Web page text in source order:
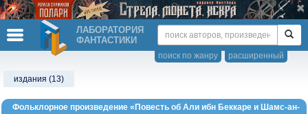
ЛАБОРАТОРИЯ
ФАНТАСТИКИ
расширенный
поиск по жанру
издания (13)
Фольклорное произведение «Повесть об Али ибн Беккаре и Шамс-ан-